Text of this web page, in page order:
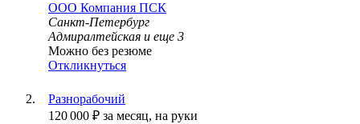
ООО Компания ПСК
Санкт-Петербург
Адмиралтейская и еще 3
Можно без резюме
Откликнуться
Разнорабочий
120 000 ₽ за месяц, на руки